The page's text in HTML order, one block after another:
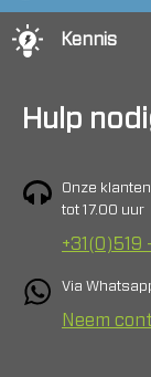
Kennis
Hulp
Onze
tot 17.00 uur
+31(0)519
Via
Neem